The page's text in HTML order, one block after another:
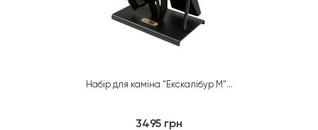
Набір для каміна "Екскалібур М"...
3495 грн